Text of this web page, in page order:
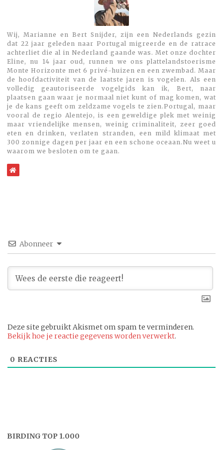
Wij, Marianne en Bert Snijder, zijn een Nederlands gezin
dat 22 jaar geleden naar Portugal migreerde en de ratrace
achterliet die al in Nederland gaande was. Met onze dochter
Eline, nu 14 jaar oud, runnen we ons plattelandstoerisme
Monte Horizonte met 6 privé-huizen en een zwembad. Maar
de hoofdactiviteit van de laatste jaren is vogelen. Als een
volledig geautoriseerde vogelgids kan ik, Bert, naar
plaatsen gaan waar je normaal niet kunt of mag komen, wat
je de kans geeft om zeldzame vogels te zien.Portugal, maar
vooral de regio Alentejo, is een geweldige plek met weinig
maar vriendelijke mensen, weinig criminaliteit, zeer goed
eten en drinken, verlaten stranden, een mild klimaat met
300 zonnige dagen per jaar en een schone oceaan.Nu weet u
waarom we besloten om te gaan.
Abonneer
Deze site gebruikt Akismet om spam te verminderen.
Bekijk hoe je reactie gegevens worden verwerkt.
0 REACTIES
BIRDING TOP 1.000